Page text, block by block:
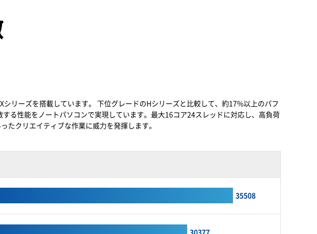
リーズを搭載しています。 下位グレードのHシリーズと比較して、約17%以上のパフ
る性能をノートパソコンで実現しています。最大16コア24スレッドに対応し、高負荷
たクリエイティブな作業に威力を発揮します。
35508
30377